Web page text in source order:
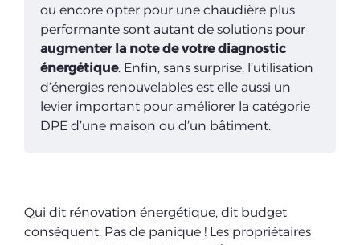
ou encore opter pour une chaudière plus
performante sont autant de solutions pour
augmenter la note de votre diagnostic
énergétique. Enfin, sans surprise, l’utilisation
d’énergies renouvelables est elle aussi un
levier important pour améliorer la catégorie
DPE d’une maison ou d’un bâtiment.
Qui dit rénovation énergétique, dit budget
conséquent. Pas de panique ! Les propriétaires